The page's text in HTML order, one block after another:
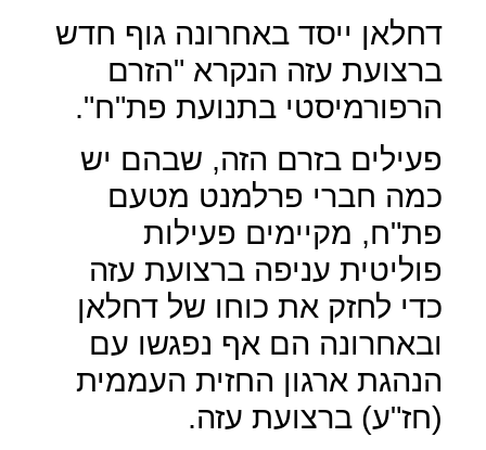
דחלאן ייסד באחרונה גוף חדש
ברצועת עזה הנקרא "הזרם
הרפורמיסטי בתנועת פת"ח".
פעילים בזרם הזה, שבהם יש
כמה חברי פרלמנט מטעם
פת"ח, מקיימים פעילות
פוליטית עניפה ברצועת עזה
כדי לחזק את כוחו של דחלאן
ובאחרונה הם אף נפגשו עם
הנהגת ארגון החזית העממית
(חז"ע) ברצועת עזה.